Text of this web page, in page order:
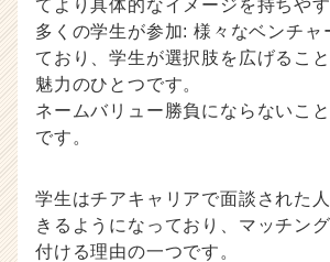
く
就
活
サ
イ
キ
ャ
リ
てより具体的なイメージを持ちやす
多くの学生が参加: 様々なベンチャ
ており、学生が選択肢を広げるこ
魅力のひとつです。
ネームバリュー勝負にならないこ
です。
学生はチアキャリアで面談された
きるようになっており、マッチン
付ける理由の一つです。